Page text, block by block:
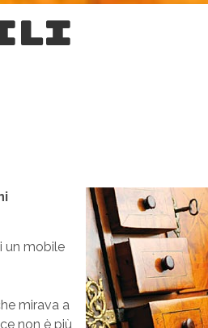
un mobile
mirava a
non è più